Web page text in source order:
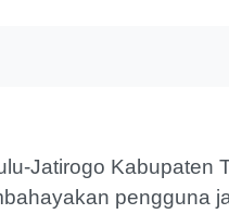
Jatirogo Kabupaten
pengguna